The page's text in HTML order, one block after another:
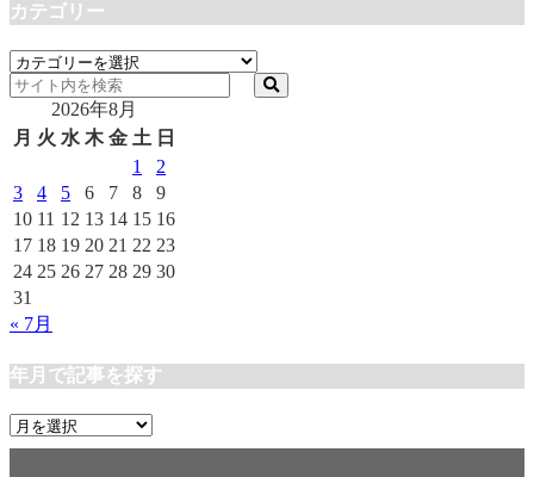
カテゴリー
カ
テ
リ
2026年8月
月 火 水 木 金 土 日
1
2
3
4 5 6 7 8
9
10 11 12 13 14 15 16
17 18 19 20 21 22 23
24 25 26 27 28 29 30
31
« 7月
年月で記事を探す
年
月